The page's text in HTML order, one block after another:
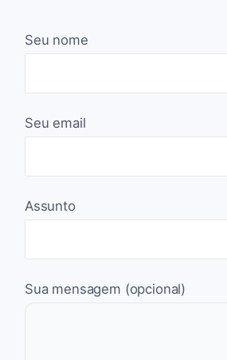
Seu nome
Seu email
Assunto
Sua mensagem (opcional)